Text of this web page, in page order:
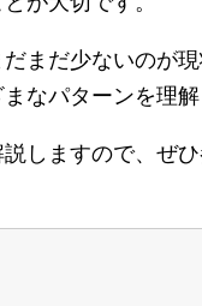
まだ少ないのが
なパターンを理解
しますので、ぜひ